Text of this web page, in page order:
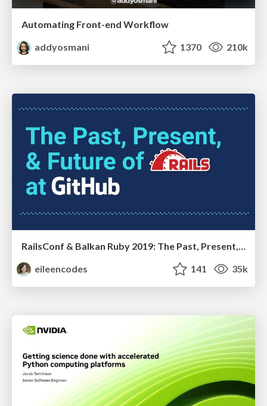
Automating Front-end Workflow
addyosmani
1370 210k
RailsConf & Balkan Ruby 2019: The Past, Present, and Future of Rails at GitHub
eileencodes
141 35k